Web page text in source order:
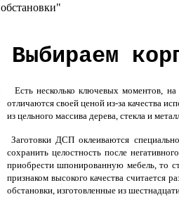
Выбираем
Есть несколько ключевых моментов,
отличаются своей ценой из-за качества
из цельного массива дерева, стекла и
Заготовки ДСП оклеиваются
сохранить целостность после
приобрести шпонированную мебель, то
признаком высокого качества
обстановки, изготовленные из